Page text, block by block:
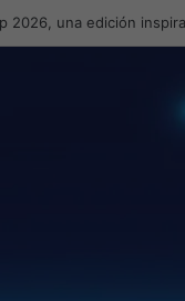
2026, una edición